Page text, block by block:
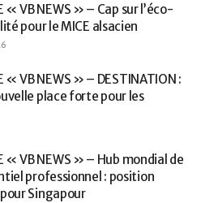
« VB NEWS » – Cap sur l’éco-
pour le MICE alsacien
« VB NEWS » – DESTINATION :
place forte pour les
« VB NEWS » – Hub mondial de
professionnel : position
Singapour